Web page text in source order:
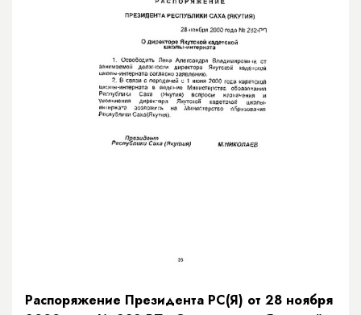
Распоряжение Президента РС(Я) от 28 ноября